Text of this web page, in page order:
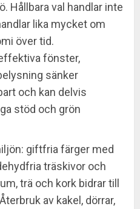
Hållbara val handlar inte
lika mycket om
över tid.
fönster,
sänker
och kan delvis
stöd och grön
giftfria färger med
träskivor och
trä och kork bidrar till
av kakel, dörrar,